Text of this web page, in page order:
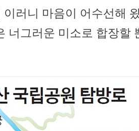
이러니 마음이 어수선해
너그러운 미소로 합장할